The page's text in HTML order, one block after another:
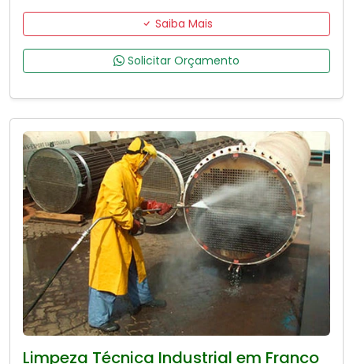
Saiba Mais
Solicitar Orçamento
Limpeza Técnica Industrial em Franco